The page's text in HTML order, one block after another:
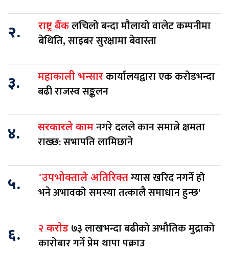
२. राष्ट्र बैंकलचिलो बन्दा मौलायो वालेट कम्पनीमा
बेथिति, साइबर सुरक्षामा बेवास्ता
३. महाकाली भन्सारकार्यालयद्वारा एक करोडभन्दा
बढी राजस्व सङ्कलन
४. सरकारले कामनगरे दलले कान समात्ने क्षमता
राख्छ: सभापति लामिछाने
५. 'उपभोक्ताले अतिरिक्तग्यास खरिद नगर्ने हो
भने अभावको समस्या तत्कालै समाधान हुन्छ'
६. २ करोड ७३ लाखभन्दा बढीको अभौतिक मुद्राको
कारोबार गर्ने प्रेम थापा पक्राउ